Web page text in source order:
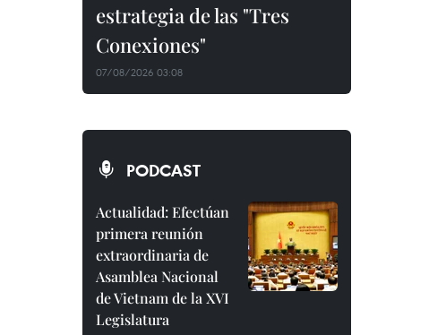
estrategia de las "Tres
Conexiones"
07/08/2026 03:08
PODCAST
Actualidad: Efectúan
primera reunión
extraordinaria de
Asamblea Nacional
de Vietnam de la XVI
Legislatura